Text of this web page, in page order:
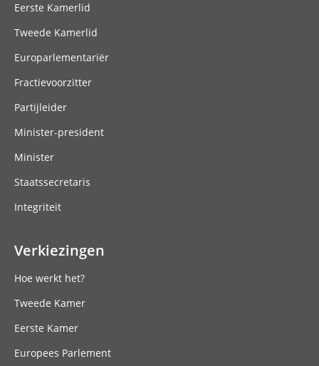
Eerste Kamerlid
Tweede Kamerlid
Europarlementariër
Fractievoorzitter
Partijleider
Minister-president
Minister
Staatssecretaris
Integriteit
Verkiezingen
Hoe werkt het?
Tweede Kamer
Eerste Kamer
Europees Parlement